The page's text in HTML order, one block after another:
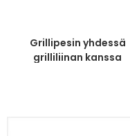
Grillipesin yhdessä
grilliliinan kanssa